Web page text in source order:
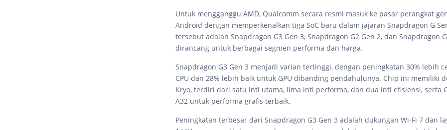
Untuk mengganggu AMD, Qualcomm secara resmi masuk ke pasar perangkat
Android dengan memperkenalkan tiga SoC baru dalam jajaran Snapdragon G
tersebut adalah Snapdragon G3 Gen 3, Snapdragon G2 Gen 2, dan Snapdragon
dirancang untuk berbagai segmen performa dan harga.
Snapdragon G3 Gen 3 menjadi varian tertinggi, dengan peningkatan 30% lebih
CPU dan 28% lebih baik untuk GPU dibanding pendahulunya. Chip ini memiliki
Kryo, terdiri dari satu inti utama, lima inti performa, dan dua inti efisiensi, serta
A32 untuk performa grafis terbaik.
Peningkatan terbesar dari Snapdragon G3 Gen 3 adalah dukungan Wi-Fi 7 dan